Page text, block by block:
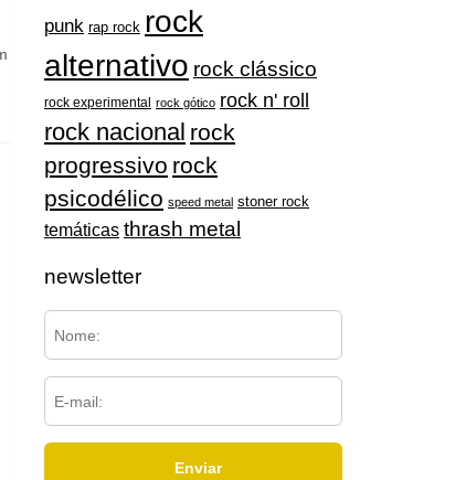
alternativorock clássico
rock experimental rock gótico rock n' roll
rock nacional rock
progressivo rock
psicodélico
speed metal
temáticas thrash metal
newsletter